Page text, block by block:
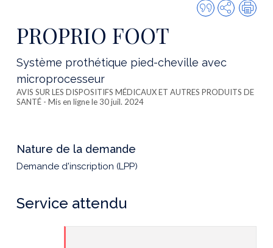
Citer
cette
Partager
PROPRIO FOOT
Système prothétique pied-cheville avec
microprocesseur
AVIS SUR LES DISPOSITIFS MÉDICAUX ET AUTRES PRODUITS DE
SANTÉ - Mis en ligne le 30 juil. 2024
Nature de la demande
Demande d'inscription (LPP)
Service attendu